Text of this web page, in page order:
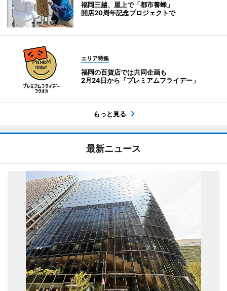
福岡三越、屋上で「都市養蜂」
開店20周年記念プロジェクトで
エリア特集
福岡の百貨店では共同企画も
2月24日から「プレミアムフライデー」
もっと見る
最新ニュース